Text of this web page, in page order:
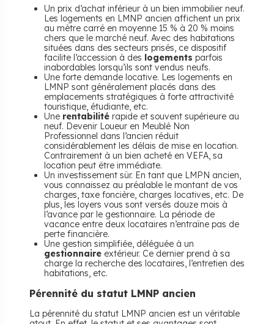
Un prix d’achat inférieur à un bien immobilier neuf.
Les logements en LMNP ancien affichent un prix
au mètre carré en moyenne 15 % à 20 % moins
chers que le marché neuf. Avec des habitations
situées dans des secteurs prisés, ce dispositif
facilite l’accession à des logements parfois
inabordables lorsqu’ils sont vendus neufs.
Une forte demande locative. Les logements en
LMNP sont généralement placés dans des
emplacements stratégiques à forte attractivité
touristique, étudiante, etc.
Une rentabilité rapide et souvent supérieure au
neuf. Devenir Loueur en Meublé Non
Professionnel dans l’ancien réduit
considérablement les délais de mise en location.
Contrairement à un bien acheté en VEFA, sa
location peut être immédiate.
Un investissement sûr. En tant que LMPN ancien,
vous connaissez au préalable le montant de vos
charges, taxe foncière, charges locatives, etc. De
plus, les loyers vous sont versés douze mois à
l’avance par le gestionnaire. La période de
vacance entre deux locataires n’entraîne pas de
perte financière.
Une gestion simplifiée, déléguée à un
gestionnaire extérieur. Ce dernier prend à sa
charge la recherche des locataires, l’entretien des
habitations, etc.
Pérennité du statut LMNP ancien
La pérennité du statut LMNP ancien est un véritable